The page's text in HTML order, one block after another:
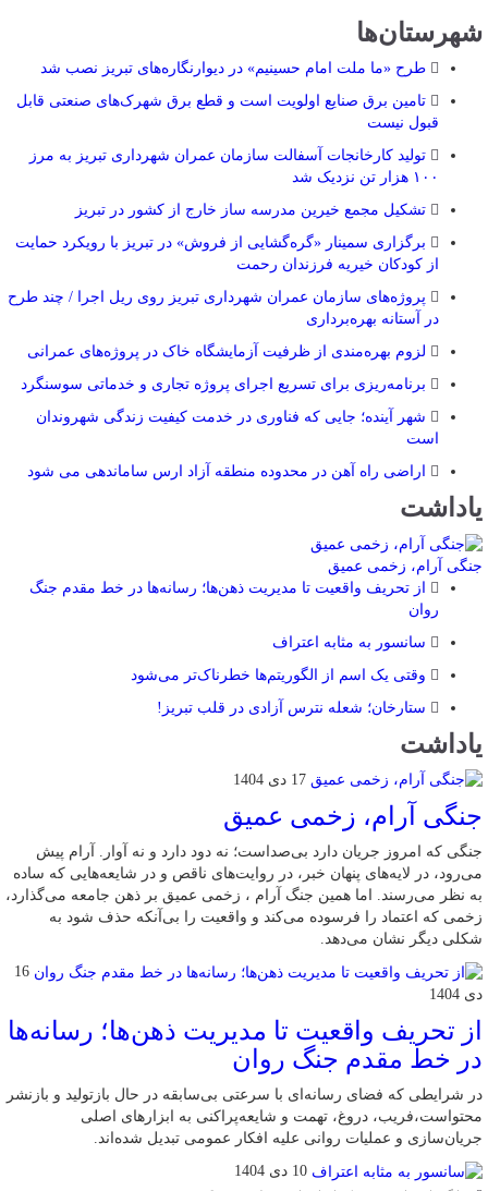
شهرستان‌ها
طرح «ما ملت امام حسینیم» در دیوارنگاره‌های تبریز نصب شد
تامین برق صنایع اولویت است و قطع برق شهرک‌های صنعتی قابل
قبول نیست
تولید کارخانجات آسفالت سازمان عمران شهرداری تبریز به مرز
۱۰۰ هزار تن نزدیک شد
تشکیل مجمع خیرین مدرسه ‌ساز خارج از کشور در تبریز
برگزاری سمینار «گره‌گشایی از فروش» در تبریز با رویکرد حمایت
از کودکان خیریه فرزندان رحمت
پروژه‌های سازمان عمران شهرداری تبریز روی ریل اجرا / چند طرح
در آستانه بهره‌برداری
لزوم بهره‌مندی از ظرفیت آزمایشگاه خاک در پروژه‌های عمرانی
برنامه‌ریزی برای تسریع اجرای پروژه تجاری و خدماتی سوسنگرد
شهر آینده؛ جایی که فناوری در خدمت کیفیت زندگی شهروندان
است
اراضی راه آهن در محدوده منطقه آزاد ارس ساماندهی می شود
یاداشت
جنگی آرام، زخمی عمیق
از تحریف واقعیت تا مدیریت ذهن‌ها؛ رسانه‌ها در خط مقدم جنگ
روان
سانسور به مثابه اعتراف
وقتی یک اسم از الگوریتم‌ها خطرناک‌تر می‌شود
ستارخان؛ شعله نترس آزادی در قلب تبریز!
یاداشت
17 دی 1404
جنگی آرام، زخمی عمیق
جنگی که امروز جریان دارد بی‌صداست؛ نه دود دارد و نه آوار. آرام پیش
می‌رود، در لایه‌های پنهان خبر، در روایت‌های ناقص و در شایعه‌هایی که ساده
به نظر می‌رسند. اما همین جنگ آرام ، زخمی عمیق بر ذهن جامعه می‌گذارد،
زخمی که اعتماد را فرسوده می‌کند و واقعیت را بی‌آنکه حذف شود به
شکلی دیگر نشان می‌دهد.
16
دی 1404
از تحریف واقعیت تا مدیریت ذهن‌ها؛ رسانه‌ها
در خط مقدم جنگ روان
در شرایطی که فضای رسانه‌ای با سرعتی بی‌سابقه در حال بازتولید و بازنشر
محتواست،فریب، دروغ، تهمت و شایعه‌پراکنی به ابزارهای اصلی
جریان‌سازی و عملیات روانی علیه افکار عمومی تبدیل شده‌اند.
10 دی 1404